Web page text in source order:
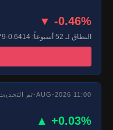
▼ -0.46%
النطاق لـ 52 أسبوعاً: 0.6414-0.7279
تم التحديث: 07-AUG-2026 11:00
▲ +0.03%